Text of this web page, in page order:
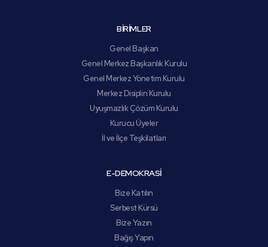
BİRİMLER
Genel Başkan
Genel Merkez Başkanlık Kurulu
Genel Merkez Yönetim Kurulu
Merkez Disiplin Kurulu
Uyuşmazlık Çözüm Kurulu
Kurucu Üyeler
İl ve İlçe Teşkilatları
E-DEMOKRASİ
Bize Katılın
Serbest Kürsü
Bize Yazın
Bağış Yapın